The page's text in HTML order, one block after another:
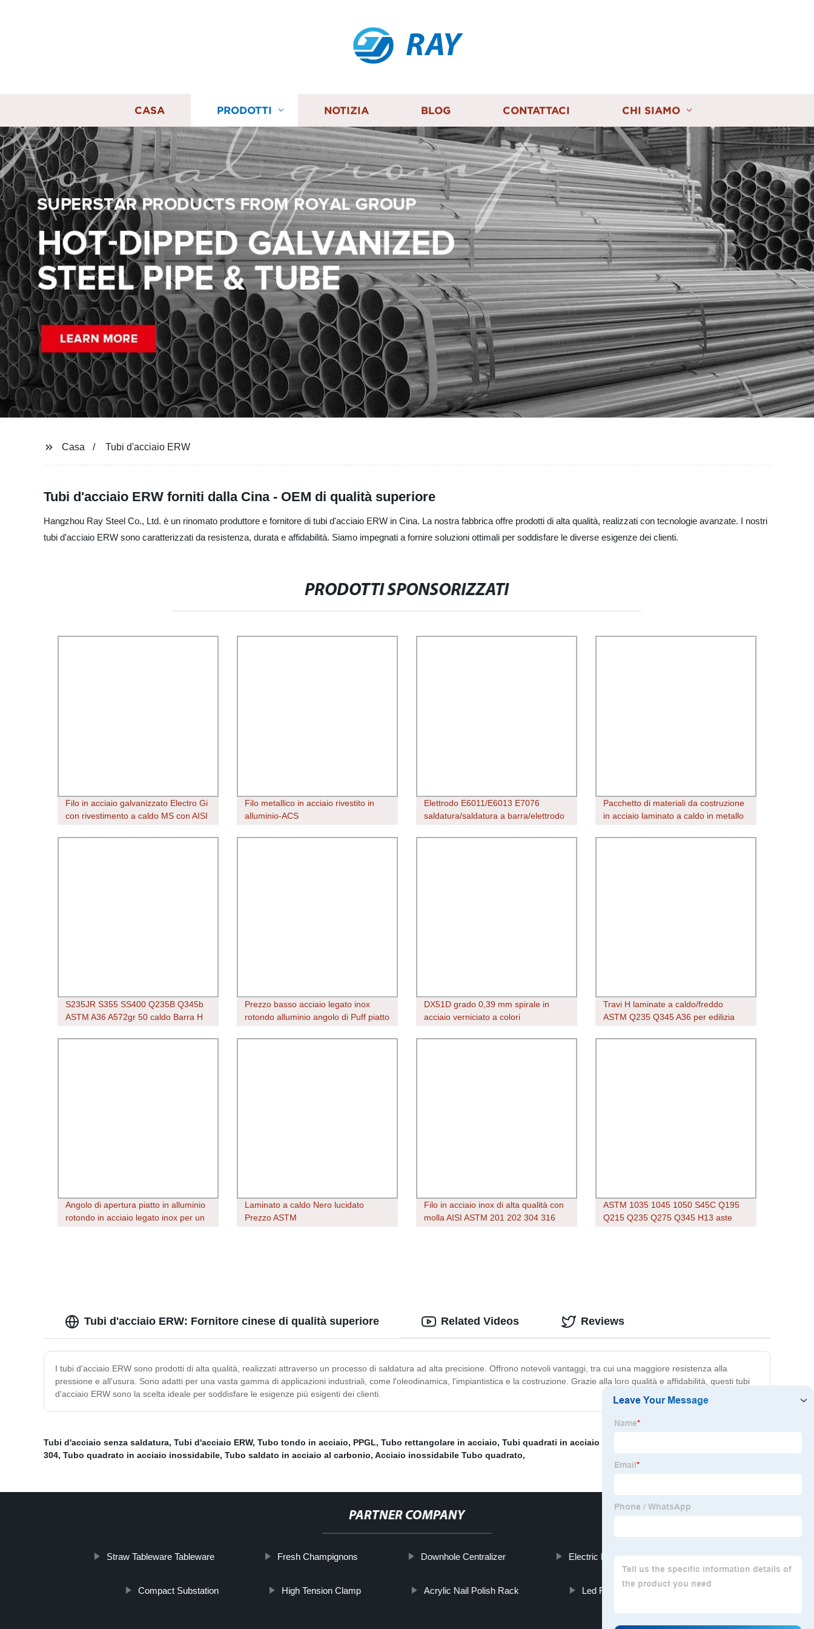
RAY
CASA PRODOTTI NOTIZIA BLOG CONTATTACI CHI SIAMO
Casa Tubi d'acciaio ERW
Tubi d'acciaio ERW forniti dalla Cina - OEM di qualità superiore
Hangzhou Ray Steel Co., Ltd. è un rinomato produttore e fornitore di tubi d'acciaio ERW in Cina. La nostra fabbrica offre prodotti di alta qualità, realizzati con tecnologie avanzate. I nostri
tubi d'acciaio ERW sono caratterizzati da resistenza, durata e affidabilità. Siamo impegnati a fornire soluzioni ottimali per soddisfare le diverse esigenze dei clienti.
PRODOTTI SPONSORIZZATI
Filo in acciaio galvanizzato Electro Gi
con rivestimento a caldo MS con AISI
ASTM 6 8 9 10 12 14 18 20
Filo metallico in acciaio rivestito in
alluminio-ACS
Elettrodo E6011/E6013 E7076
saldatura/saldatura a barra/elettrodo
W99.95 Wy20 Wc20 elettrodo al
Pacchetto di materiali da costruzione
in acciaio laminato a caldo in metallo
zincata nera A36 SS400 Q235B non
S235JR S355 SS400 Q235B Q345b
ASTM A36 A572gr 50 caldo Barra H
personalizzato Hebe Ipea Ipeb fascio
Prezzo basso acciaio legato inox
rotondo alluminio angolo di Puff piatto
grado SUS SS 304 316 409 Factory
DX51D grado 0,39 mm spirale in
acciaio verniciato a colori
Travi H laminate a caldo/freddo
ASTM Q235 Q345 A36 per edilizia
Angolo di apertura piatto in alluminio
rotondo in acciaio legato inox per un
Laminato a caldo Nero lucidato
Prezzo ASTM
Filo in acciaio inox di alta qualità con
molla AISI ASTM 201 202 304 316
ASTM 1035 1045 1050 S45C Q195
Q215 Q235 Q275 Q345 H13 aste
Tubi d'acciaio ERW: Fornitore cinese di qualità superiore
I tubi d'acciaio ERW sono prodotti di alta qualità, realizzati attraverso un processo di saldatura ad alta precisione. Offrono notevoli vantaggi, tra cui una maggiore resistenza alla
pressione e all'usura. Sono adatti per una vasta gamma di applicazioni industriali, come l'oleodinamica, l'impiantistica e la costruzione. Grazie alla loro qualità e affidabilità, questi tubi
d'acciaio ERW sono la scelta ideale per soddisfare le esigenze più esigenti dei clienti.
Related Videos Reviews
Tubi d'acciaio senza saldatura, Tubi d'acciaio ERW, Tubo tondo in acciaio, PPGL, Tubo rettangolare in acciaio, Tubi quadrati in acciaio al carbonio
304, Tubo quadrato in acciaio inossidabile, Tubo saldato in acciaio al carbonio, Acciaio inossidabile Tubo quadrato,
PARTNER COMPANY
Straw Tableware Tableware Fresh Champignons Downhole Centralizer Electric Motor For Sewing Machine
Compact Substation High Tension Clamp Acrylic Nail Polish Rack Led Flood Light Outdoor